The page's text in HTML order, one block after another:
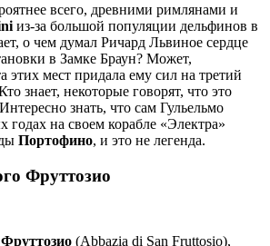
всего, древними римлянами и
из-за большой популяции дельфинов в
о чем думал Ричард Львиное сердце
в Замке Браун? Может,
этих мест придала ему сил на третий
знает, некоторые говорят, что это
знать, что сам Гульельмо
на своем корабле «Электра»
Портофино, и это не легенда.
Фруттозио
(Abbazia di San Fruttosio),